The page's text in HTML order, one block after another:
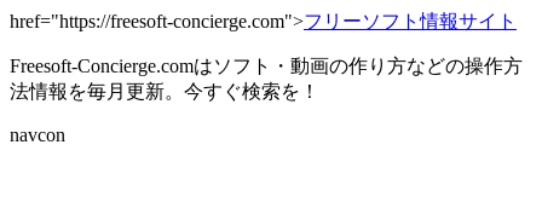
href="https://freesoft-concierge.com">フリーソフト情報サイト
Freesoft-Concierge.comはソフト・動画の作り方などの操作方
法情報を毎月更新。今すぐ検索を！
navcon